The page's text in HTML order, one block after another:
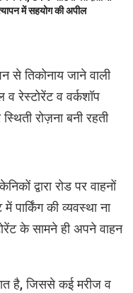
में सहयोग की अपील
से तिकोनाय जाने वाली
रेस्टोरेंट व वर्कशॉप
रोज़ना बनी रहती
द्वारा रोड पर वाहनों
पार्किंग की व्यवस्था ना
के सामने ही अपने वाहन
है, जिससे कई मरीज व